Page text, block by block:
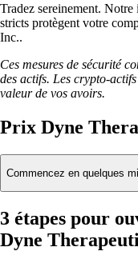
Tradez sereinement.
stricts protègent votre
Inc..
Ces mesures de sécurité
des actifs. Les crypto-
valeur de vos avoirs.
Prix Dyne
Commencez en quelques
3 étapes pour
Dyne